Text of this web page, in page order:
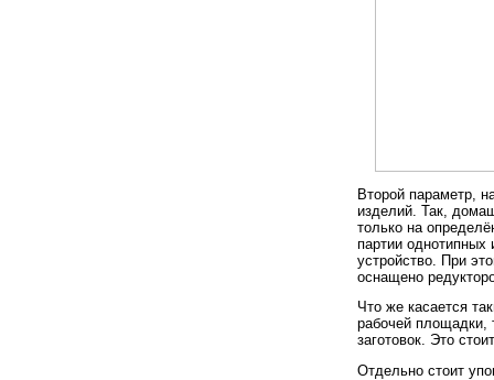
Второй параметр,
изделий. Так,
только на
партии однотипных
устройство. При
оснащено
Что же касается
рабочей площадки,
заготовок. Это
Отдельно стоит